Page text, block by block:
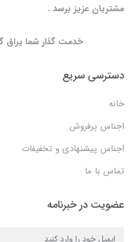
مشتریان عزیز برسد .
خدمت گذار شما یراق
دسترسی سریع
خانه
اجناس پرفروش
اجناس پیشنهادی و تخفیفات
تماس با ما
عضویت در خبرنامه